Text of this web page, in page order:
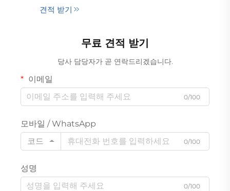
견적 받기
무료 견적 받기
당사 담당자가 곧 연락드리겠습니다.
이메일
0/100
모바일 / WhatsApp
코드
0/100
성명
0/100